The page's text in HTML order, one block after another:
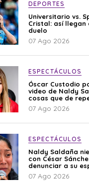
DEPORTES
Universitario vs.
Cristal: así llegan
duelo
07 Ago 2026
ESPECTÁCULOS
Óscar Custodio
video de Naldy
cosas que de
editado”
07 Ago 2026
ESPECTÁCULOS
Naldy Saldaña
con César
denunciar a su
difamación”
07 Ago 2026